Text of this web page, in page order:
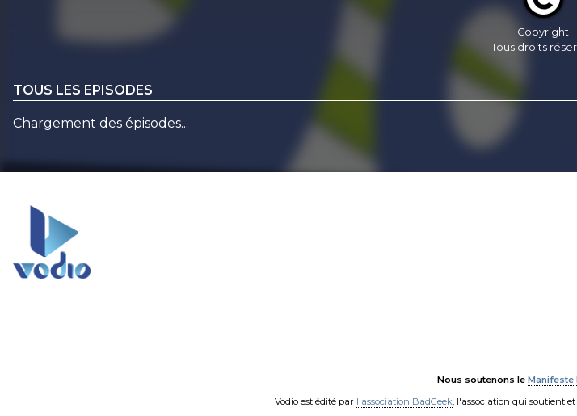
Copyright
Tous droits
TOUS LES EPISODES
Chargement des épisodes...
Nous soutenons le Manifeste
Vodio est édité par l'association BadGeek , l'association qui soutient